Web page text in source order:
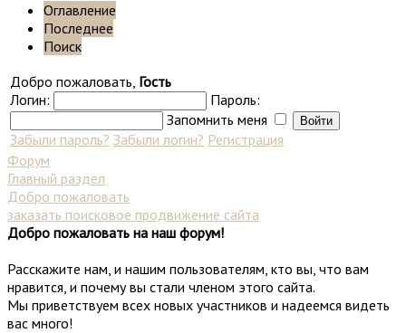
Оглавление
Последнее
Поиск
Добро пожаловать, Гость
Логин:
Пароль:
Запомнить меня
Забыли пароль? Забыли логин? Регистрация
Форум
Главный раздел
Добро пожаловать
заказать поисковое продвижение сайта
Добро пожаловать на наш форум!
Расскажите нам, и нашим пользователям, кто вы, что вам
нравится, и почему вы стали членом этого сайта.
Мы приветствуем всех новых участников и надеемся видеть
вас много!